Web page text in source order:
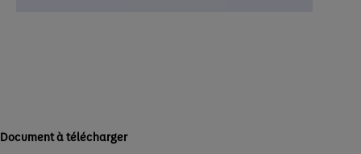
Document à télécharger